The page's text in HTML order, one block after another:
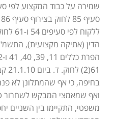
בחיפה, כי אף שהמתלונן לא
ואף שמאמצי המבקש לשחרור
משפטי, התקיימו בין השניים